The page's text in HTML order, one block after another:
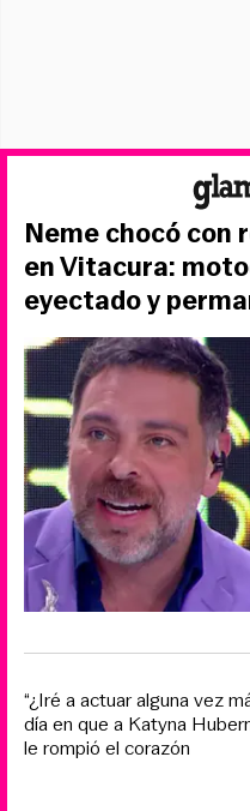
Neme chocó con
en Vitacura:
eyectado y
“¿Iré a actuar alguna vez
día en que a Katyna
le rompió el corazón